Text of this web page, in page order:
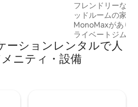
つながります。2
ッドとマスター
ます。3つ目の寝
フレンドリーなタ
ッドルームの家。 すべてのテレビに
MonoMaxがあり
ライベートジムと
スしてお楽しみいただ
具のそろったキッチン。 地元
品店まで30メートル。 セブンイ
ーションレンタルで人
ニティ・設備